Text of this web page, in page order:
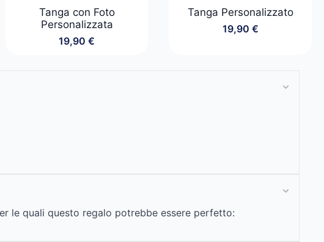
Tanga con Foto
Personalizzata
19,90€
Tanga Personalizzato
19,90 €
le quali questo regalo potrebbe essere perfetto: